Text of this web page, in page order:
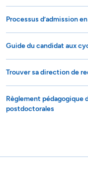
Processus d’admission
Guide du candidat aux
Trouver sa direction de
Règlement pédagogique
postdoctorales